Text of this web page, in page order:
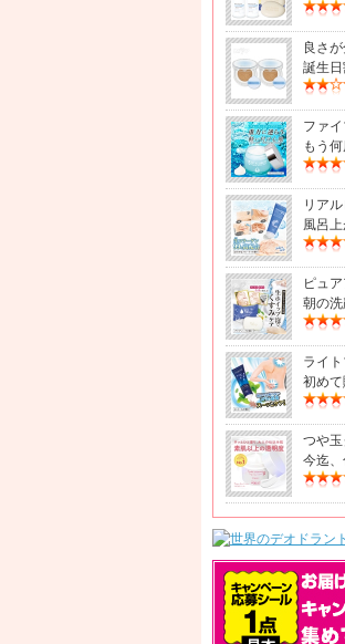
良さ
誕生
ファ
もう
リア
風呂
ピュ
朝の
ライ
初め
つや
今迄